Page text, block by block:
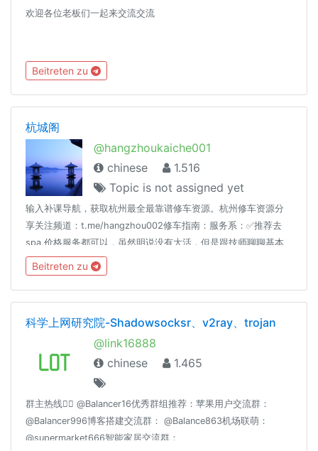
欢迎各位老板们一起来交流交流
Beitreten zu
杭城阁
@hangzhoukaiche001
chinese
1.516
Topic is not assigned yet
输入补课导航，获取杭州最全最靠谱修车资源。杭州修车资源分
享关注频道：t.me/hangzhou002修车指南：服务系：✅推荐去
spa,价格服务都可以，虽然明说没有大活，但是跟技师聊聊基本
可以做的快餐系：✅推荐去红灯区，一般10分钟左右，进去就是提
枪上阵，价格100～200左右✅老司机推荐：群里老司机验证过的
资源，口碑不错的资源可以值得去，省得自己去踩雷。当然还是
Beitreten zu
科学上网研究院-Shadowsocksr、v2ray、trojan
@link16888
chinese
1.465
群主热线👉🏻 @Balancer16优秀群组推荐：苹果用户交流群：
@Balancer996博客搭建交流群： @Balance863机场联萌：
@supermarket666智能家居交流群：